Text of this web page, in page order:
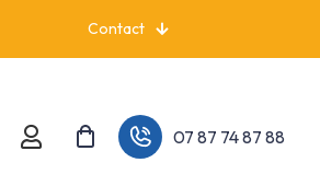
Contact
07 87 74 87 88